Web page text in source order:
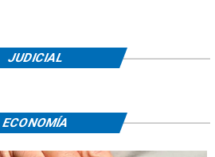
JUDICIAL
ECONOMÍA